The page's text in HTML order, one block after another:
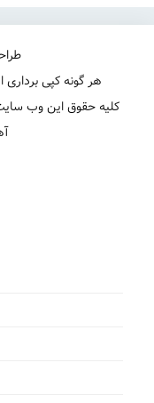
هر گونه کپی برداری
کلیه حقوق این وب